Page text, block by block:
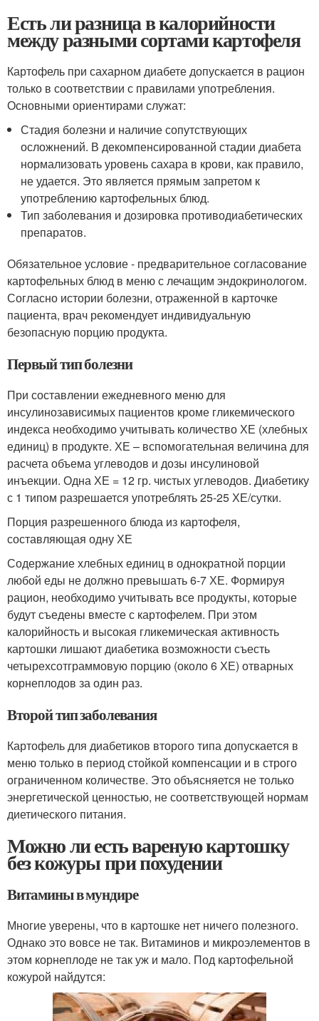
Есть ли разница в калорийности
между разными сортами картофеля
Картофель при сахарном диабете допускается в рацион
только в соответствии с правилами употребления.
Основными ориентирами служат:
Стадия болезни и наличие сопутствующих
осложнений. В декомпенсированной стадии диабета
нормализовать уровень сахара в крови, как правило,
не удается. Это является прямым запретом к
употреблению картофельных блюд.
Тип заболевания и дозировка противодиабетических
препаратов.
Обязательное условие - предварительное согласование
картофельных блюд в меню с лечащим эндокринологом.
Согласно истории болезни, отраженной в карточке
пациента, врач рекомендует индивидуальную
безопасную порцию продукта.
Первый тип болезни
При составлении ежедневного меню для
инсулинозависимых пациентов кроме гликемического
индекса необходимо учитывать количество ХЕ (хлебных
единиц) в продукте. ХЕ – вспомогательная величина для
расчета объема углеводов и дозы инсулиновой
инъекции. Одна ХЕ = 12 гр. чистых углеводов. Диабетику
с 1 типом разрешается употреблять 25-25 ХЕ/сутки.
Порция разрешенного блюда из картофеля,
составляющая одну ХЕ
Содержание хлебных единиц в однократной порции
любой еды не должно превышать 6-7 ХЕ. Формируя
рацион, необходимо учитывать все продукты, которые
будут съедены вместе с картофелем. При этом
калорийность и высокая гликемическая активность
картошки лишают диабетика возможности съесть
четырехсотграммовую порцию (около 6 ХЕ) отварных
корнеплодов за один раз.
Второй тип заболевания
Картофель для диабетиков второго типа допускается в
меню только в период стойкой компенсации и в строго
ограниченном количестве. Это объясняется не только
энергетической ценностью, не соответствующей нормам
диетического питания.
Можно ли есть вареную картошку
без кожуры при похудении
Витамины в мундире
Многие уверены, что в картошке нет ничего полезного.
Однако это вовсе не так. Витаминов и микроэлементов в
этом корнеплоде не так уж и мало. Под картофельной
кожурой найдутся: